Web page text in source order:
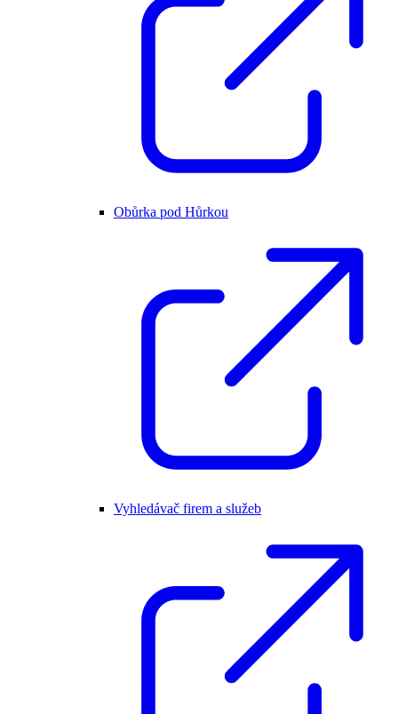
Obůrka pod Hůrkou
Vyhledávač firem a služeb